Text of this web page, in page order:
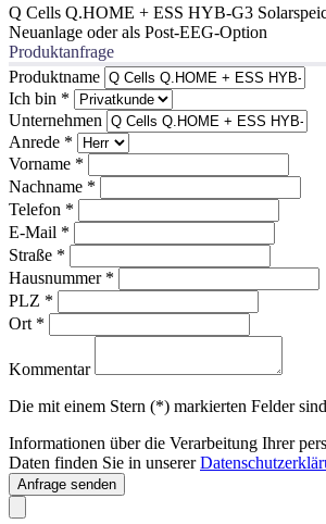
Q Cells Q.HOME + ESS HYB-G3
Neuanlage oder als Post-EEG-Option
Produktanfrage
Produktname
Ich bin *
Unternehmen
Anrede *
Vorname *
Nachname *
Telefon *
E-Mail *
Straße *
Hausnummer *
PLZ *
Ort *
Kommentar
Die mit einem Stern (*) markierten Felder
Informationen über die Verarbeitung Ihrer
Daten finden Sie in unserer
Anfrage senden